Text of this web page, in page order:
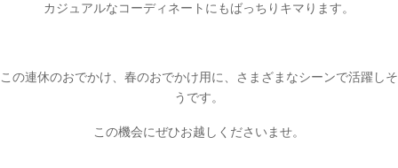
カジュアルなコーディネートにもばっちりキマります。
この連休のおでかけ、春のおでかけ用に、さまざまなシーンで活躍しそ
うです。
この機会にぜひお越しくださいませ。